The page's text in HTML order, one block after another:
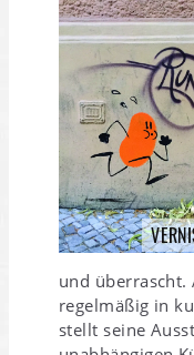
und überrascht.
regelmäßig in
stellt seine